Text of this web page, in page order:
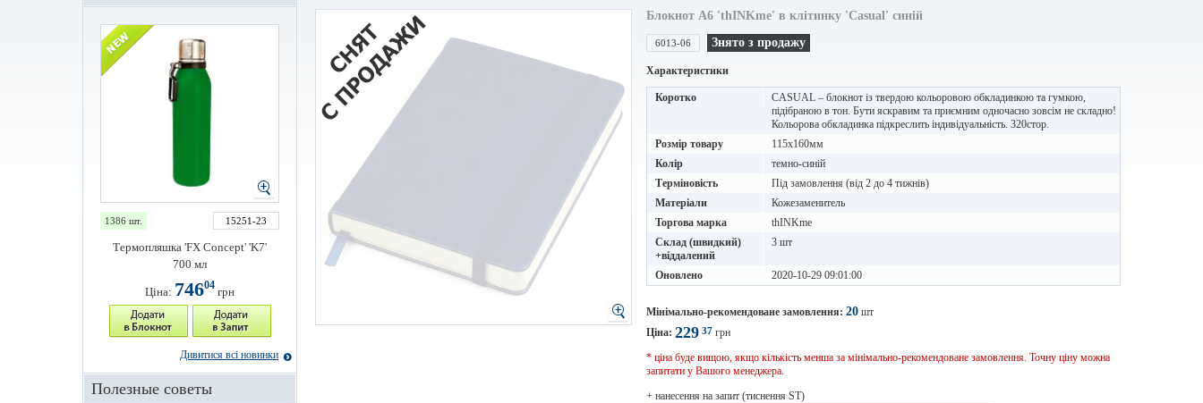
Блокнот A6 'thINKme' в клітинку 'Casual' синій
6013-06 Знято з продажу
Характеристики
Коротко
CASUAL – блокнот із твердою кольоровою обкладинкою та гумкою,
підібраною в тон. Бути яскравим та приємним одночасно зовсім не складно!
Кольорова обкладинка підкреслить індивідуальність. 320стор.
Розмір товару
115х160мм
Колір
темно-синій
Терміновість
Під замовлення (від 2 до 4 тижнів)
Матеріали
Кожезаменитель
Торгова марка
thINKme
Склад (швидкий)
+віддалений
3 шт
Оновлено 2020-10-29 09:01:00
Мінімально-рекомендоване замовлення: 20 шт
Ціна: 229 37 грн
* ціна буде вищою, якщо кількість менша за мінімально-рекомендоване замовлення. Точну ціну можна
запитати у Вашого менеджера.
+ нанесення на запит (тиснення ST)
1386 шт. 15251-23
Термопляшка 'FX Concept' 'K7'
700 мл
Ціна: 74604 грн
Дивитися всі новинки
Полезные советы